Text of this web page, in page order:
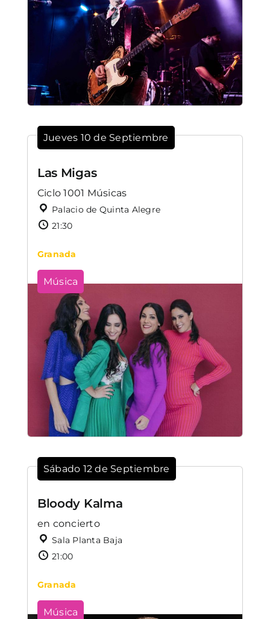
Jueves 10 de Septiembre
Las Migas
Ciclo 1001 Músicas
Palacio de Quinta Alegre
21:30
Granada
Música
Sábado 12 de Septiembre
Bloody Kalma
en concierto
Sala Planta Baja
21:00
Granada
Música